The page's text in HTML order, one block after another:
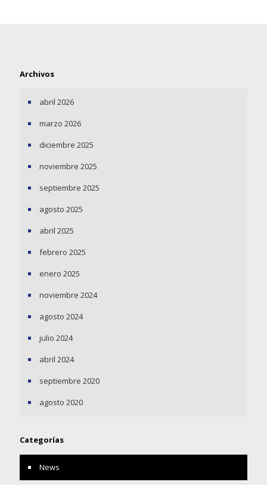
Archivos
abril 2026
marzo 2026
diciembre 2025
noviembre 2025
septiembre 2025
agosto 2025
abril 2025
febrero 2025
enero 2025
noviembre 2024
agosto 2024
julio 2024
abril 2024
septiembre 2020
agosto 2020
Categorías
News